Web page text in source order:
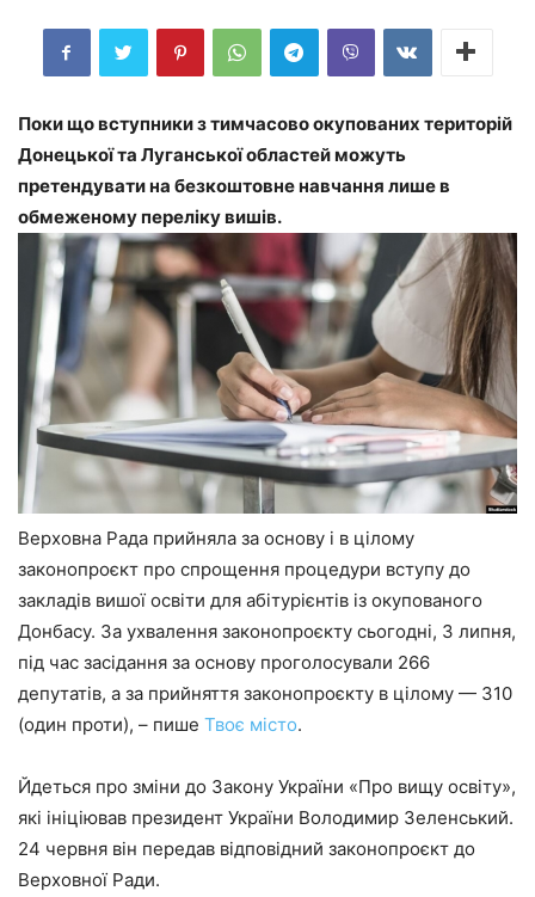
Поки що вступники з тимчасово окупованих територій
Донецької та Луганської областей можуть
претендувати на безкоштовне навчання лише в
обмеженому переліку вишів.
Верховна Рада прийняла за основу і в цілому
законопроєкт про спрощення процедури вступу до
закладів вишої освіти для абітурієнтів із окупованого
Донбасу. За ухвалення законопроєкту сьогодні, 3 липня,
під час засідання за основу проголосували 266
депутатів, а за прийняття законопроєкту в цілому — 310
(один проти), – пише Твоє місто.
Йдеться про зміни до Закону України «Про вищу освіту»,
які ініціював президент України Володимир Зеленський.
24 червня він передав відповідний законопроєкт до
Верховної Ради.